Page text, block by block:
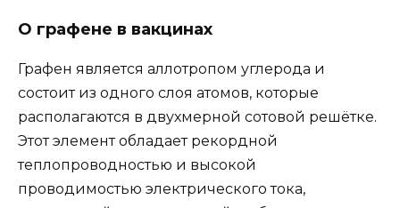
О графене в вакцинах
Графен является аллотропом углерода и
состоит из одного слоя атомов, которые
располагаются в двухмерной сотовой решётке.
Этот элемент обладает рекордной
теплопроводностью и высокой
проводимостью электрического тока,